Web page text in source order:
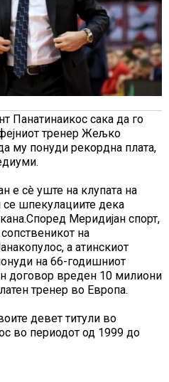
Панатинаикос сака да го
тренер Жељко
му понуди рекордна плата,
е сè уште на клупата на
се шпекулациите дека
Меридијан спорт,
на
а атинскиот
на 66-годишниот
договор вреден 10 милиони
тренер во Европа.
девет титули во
во периодот од 1999 до